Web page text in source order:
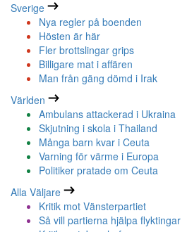
Sverige
Nya regler på boenden
Hösten är här
Fler brottslingar grips
Billigare mat i affären
Man från gäng dömd i Irak
Världen
Ambulans attackerad i Ukraina
Skjutning i skola i Thailand
Många barn kvar i Ceuta
Varning för värme i Europa
Politiker pratade om Ceuta
Alla Väljare
Kritik mot Vänsterpartiet
Så vill partierna hjälpa flyktingar